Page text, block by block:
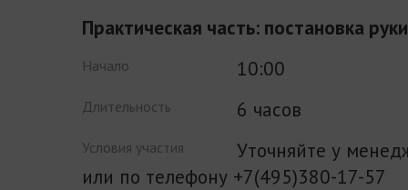
Практическая часть: постановка
Начало 10:00
Длительность 6 часов
Условия участия
Уточняйте у
или по телефону +7(495)380-17-57